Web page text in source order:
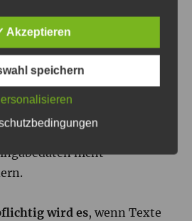
einen Menschen, der
Übersetzungen,
Umformulierungen.
Standardredaktion
nicht
wird es, wenn Texte
Akzeptieren
speichern